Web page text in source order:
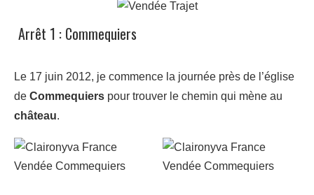
Arrêt 1 : Commequiers
Le 17 juin 2012, je commence la journée près de l’église
de Commequiers pour trouver le chemin qui mène au
château.